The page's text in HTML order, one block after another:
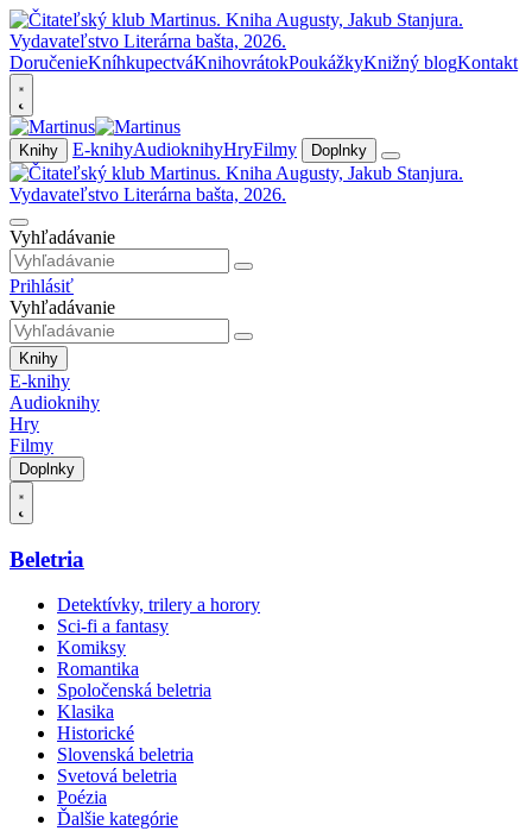
DoručenieKníhkupectváKnihovrátokPoukážkyKnižný blogKontakt
Knihy E-knihyAudioknihyHryFilmy Doplnky
Vyhľadávanie
Prihlásiť
Vyhľadávanie
Knihy
E-knihy
Audioknihy
Hry
Filmy
Doplnky
Beletria
Detektívky, trilery a horory
Sci-fi a fantasy
Komiksy
Romantika
Spoločenská beletria
Klasika
Historické
Slovenská beletria
Svetová beletria
Poézia
Ďalšie kategórie